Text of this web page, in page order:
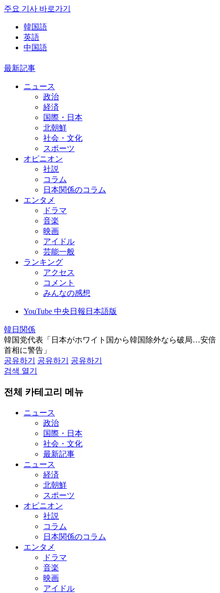
주요 기사 바로가기
韓国語
英語
中国語
最新記事
ニュース
政治
経済
国際・日本
北朝鮮
社会・文化
スポーツ
オピニオン
社説
コラム
日本関係のコラム
エンタメ
ドラマ
音楽
映画
アイドル
芸能一般
ランキング
アクセス
コメント
みんなの感想
YouTube 中央日報日本語版
韓日関係
韓国党代表「日本がホワイト国から韓国除外なら破局…安倍
首相に警告」
공유하기
공유하기
공유하기
검색 열기
전체 카테고리 메뉴
ニュース
政治
国際・日本
社会・文化
最新記事
ニュース
経済
北朝鮮
スポーツ
オピニオン
社説
コラム
日本関係のコラム
エンタメ
ドラマ
音楽
映画
アイドル